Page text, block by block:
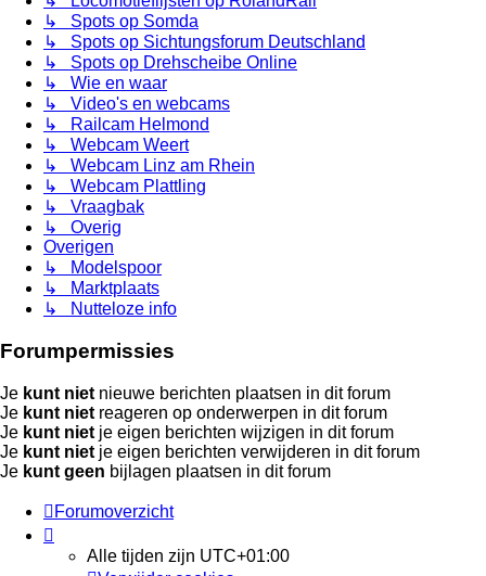
↳ Spots op Somda
↳ Spots op Sichtungsforum Deutschland
↳ Spots op Drehscheibe Online
↳ Wie en waar
↳ Video's en webcams
↳ Railcam Helmond
↳ Webcam Weert
↳ Webcam Linz am Rhein
↳ Webcam Plattling
↳ Vraagbak
↳ Overig
Overigen
↳ Modelspoor
↳ Marktplaats
↳ Nutteloze info
Forumpermissies
Je kunt niet nieuwe berichten plaatsen in dit forum
Je kunt niet reageren op onderwerpen in dit forum
Je kunt niet je eigen berichten wijzigen in dit forum
Je kunt niet je eigen berichten verwijderen in dit forum
Je kunt geen bijlagen plaatsen in dit forum
Forumoverzicht
Alle tijden zijn UTC+01:00